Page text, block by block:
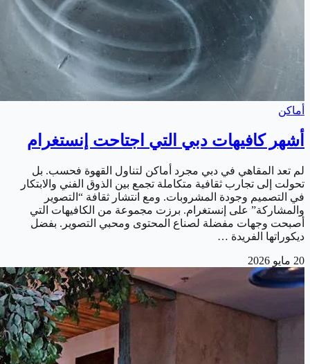
أماكن
أشهر كافيهات دبي التي اجتاحت إنستغرام
لم تعد المقاهي في دبي مجرد أماكن لتناول القهوة فحسب. بل
تحولت إلى تجارب ثقافية متكاملة تجمع بين الذوق الفني والابتكار
في التصميم وجودة المشروبات. ومع انتشار ثقافة “التصوير
والمشاركة” على إنستغرام. برزت مجموعة من الكافيهات التي
أصبحت وجهات مفضلة لصناع المحتوى ومحبي التصوير. بفضل
ديكوراتها الفريدة …
20 مايو 2026